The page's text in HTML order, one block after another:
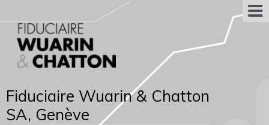
Fiduciaire Wuarin & Chatton
SA, Genève